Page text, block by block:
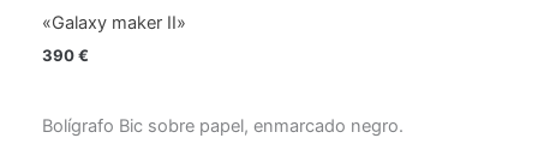
«Galaxy maker II»
390€
Bolígrafo Bic sobre papel, enmarcado negro.